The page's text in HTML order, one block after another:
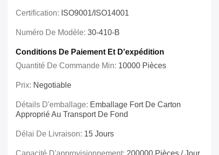
Certification: ISO9001/ISO14001
Numéro De Modèle: 30-410-B
Conditions De Paiement Et D'expédition
Quantité De Commande Min: 10000 Pièces
Prix: Negotiable
Détails D'emballage: Emballage Fort De Carton
Approprié Au Transport De Fond
Délai De Livraison: 15 Jours